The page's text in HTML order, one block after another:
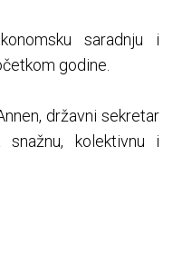
saradnju i
godine.
državni sekretar
kolektivnu i